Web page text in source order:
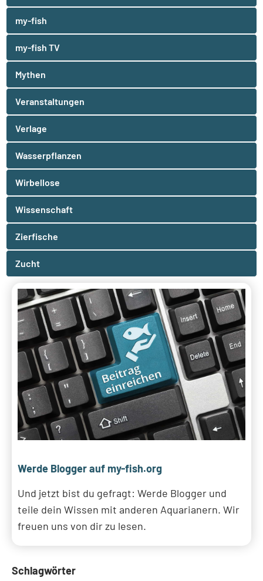
my-fish
my-fish TV
Mythen
Veranstaltungen
Verlage
Wasserpflanzen
Wirbellose
Wissenschaft
Zierfische
Zucht
Werde Blogger auf my-fish.org
Und jetzt bist du gefragt: Werde Blogger und
teile dein Wissen mit anderen Aquarianern. Wir
freuen uns von dir zu lesen.
Schlagwörter